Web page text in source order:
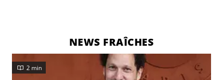
NEWS FRAÎCHES
2 min